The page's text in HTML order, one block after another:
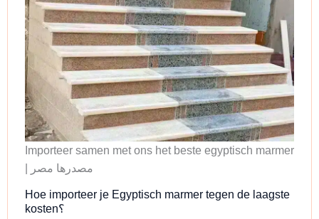
Importeer samen met ons het beste egyptisch marmer
| مصدرها مصر
Hoe importeer je Egyptisch marmer tegen de laagste
kosten؟